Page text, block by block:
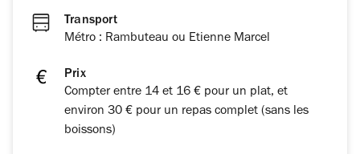
Transport
Métro : Rambuteau ou Etienne Marcel
Prix
Compter entre 14 et 16 € pour un plat, et
environ 30 € pour un repas complet (sans les
boissons)